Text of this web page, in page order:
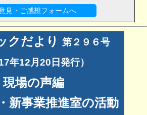
見・ご感想フォームへ
クだより
第２９６号
年12月20日発行）
現場の声編
新事業推進室の活動